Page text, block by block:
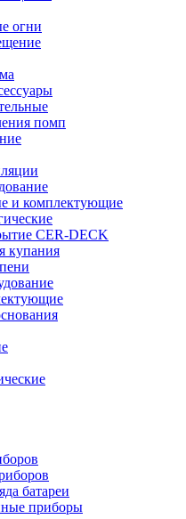
огни
помп
и комплектующие
CER-DECK
купания
батареи
приборы